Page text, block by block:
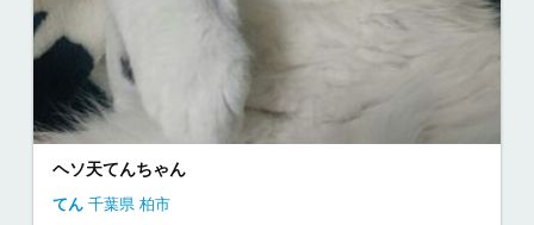
ヘソ天てんちゃん
てん 千葉県 柏市